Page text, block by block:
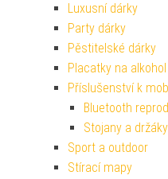
Luxusní dárky
Party dárky
Pěstitelské dárky
Placatky na alkohol
Příslušenství k
Bluetooth
Stojany a
Sport a outdoor
Stírací mapy